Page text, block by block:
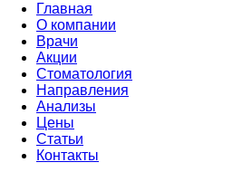
Главная
О компании
Врачи
Акции
Стоматология
Направления
Анализы
Цены
Статьи
Контакты